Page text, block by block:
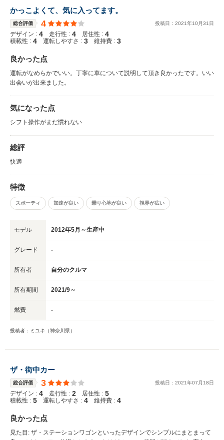
かっこよくて、気に入ってます。
総合評価 4 投稿日： 2021年10 月31 日
デザイン : 4 走行性 : 4 居住性 : 4
積載性 : 4 運転しやすさ : 3 維持費 : 3
良かった点
運転がなめらかでいい。丁寧に車について説明して頂き良かったです。いい
出会いが出来ました。
気になった点
シフト操作がまだ慣れない
総評
快適
特徴
スポーティ 加速が良い 乗り心地が良い 視界が広い
モデル 2012年5月～生産中
グレード -
所有者 自分のクルマ
所有期間 2021/9～
燃費 -
投稿者：ミユキ（神奈川県）
ザ・街中カー
総合評価 3 投稿日： 2021年07 月 18日
デザイン : 4 走行性 : 2 居住性 : 5
積載性 : 5 運転しやすさ : 4 維持費 : 4
良かった点
見た目: ザ・ステーションワゴンといったデザインでシンプルにまとまって